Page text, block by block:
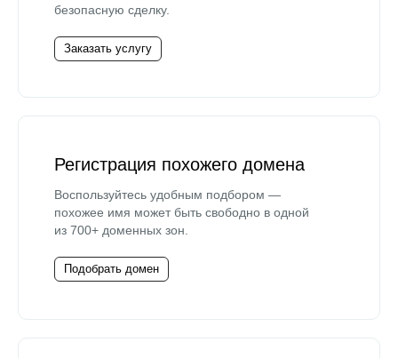
безопасную сделку.
Заказать услугу
Регистрация похожего домена
Воспользуйтесь удобным подбором —
похожее имя может быть свободно в одной
из 700+ доменных зон.
Подобрать домен